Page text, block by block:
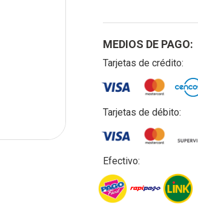
MEDIOS DE PAGO:
Tarjetas de crédito:
Tarjetas de débito:
Efectivo: